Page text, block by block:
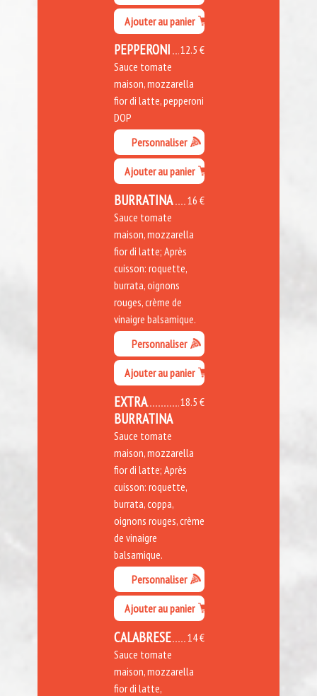
Ajouter au panier
12.5 €
PEPPERONI
Sauce tomate
maison, mozzarella
fior di latte, pepperoni
DOP
Personnaliser
Ajouter au panier
16 €
BURRATINA
Sauce tomate
maison, mozzarella
fior di latte; Après
cuisson: roquette,
burrata, oignons
rouges, crème de
vinaigre balsamique.
Personnaliser
Ajouter au panier
18.5 €
EXTRA
BURRATINA
Sauce tomate
maison, mozzarella
fior di latte; Après
cuisson: roquette,
burrata, coppa,
oignons rouges, crème
de vinaigre
balsamique.
Personnaliser
Ajouter au panier
14 €
CALABRESE
Sauce tomate
maison, mozzarella
fior di latte,